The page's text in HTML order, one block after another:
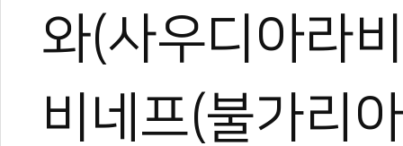
와(사우디아라
비네프(불가리